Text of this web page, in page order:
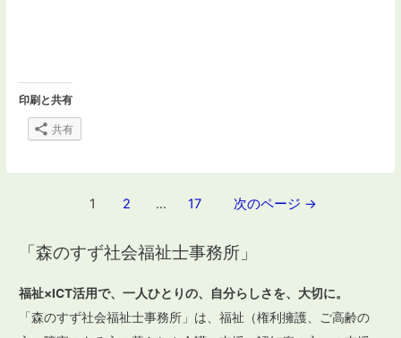
印刷と共有
共有
ナ
ビ
ゲ
1 2 … 17 次のページ →
「森のすず社会福祉士事務所」
福祉×ICT活用で、一人ひとりの、自分らしさを、大切に。
「森のすず社会福祉士事務所」は、福祉（権利擁護、ご高齢の